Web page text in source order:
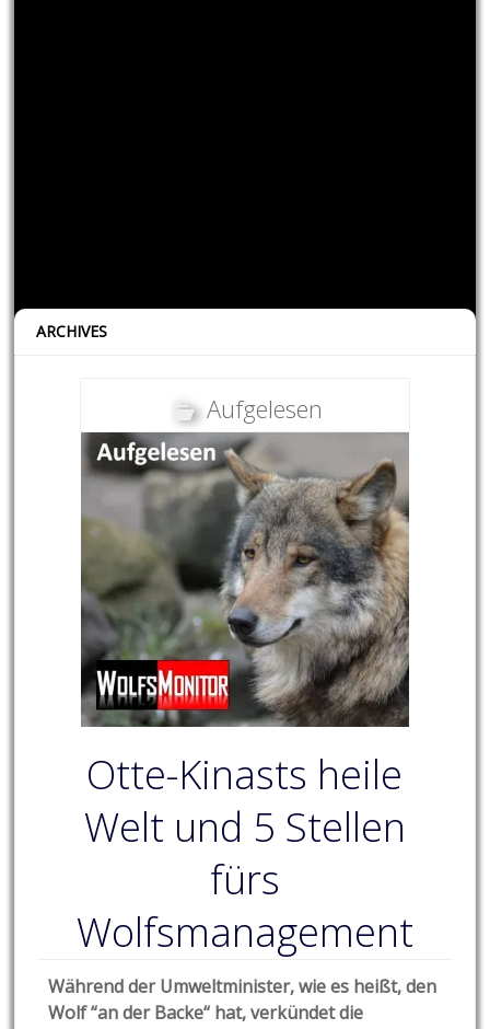
ARCHIVES
Aufgelesen
Otte-Kinasts heile
Welt und 5 Stellen
fürs
Wolfsmanagement
Während der Umweltminister, wie es heißt, den
Wolf “an der Backe“ hat, verkündet die